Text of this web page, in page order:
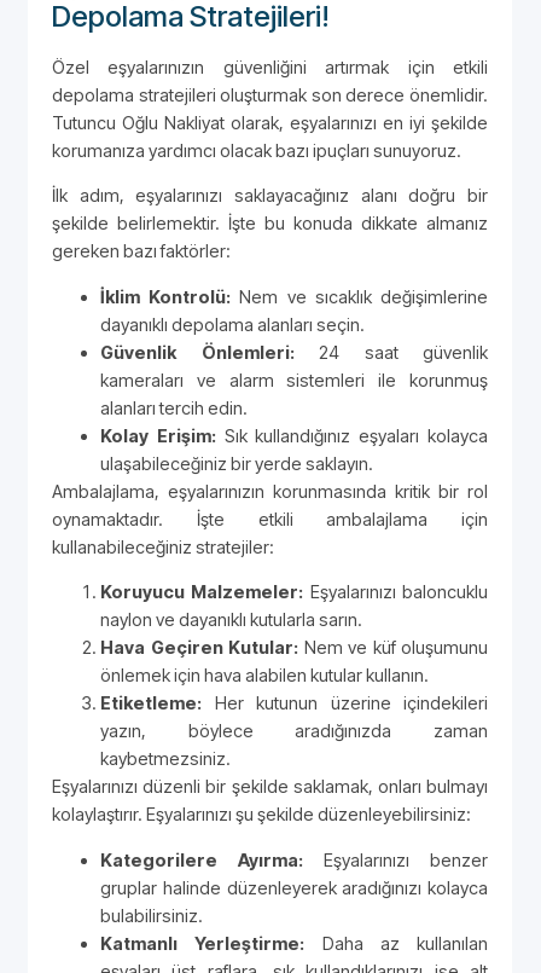
Depolama Stratejileri!
Özel eşyalarınızın güvenliğini artırmak için etkili
depolama stratejileri oluşturmak son derece önemlidir.
Tutuncu Oğlu Nakliyat olarak, eşyalarınızı en iyi şekilde
korumanıza yardımcı olacak bazı ipuçları sunuyoruz.
İlk adım, eşyalarınızı saklayacağınız alanı doğru bir
şekilde belirlemektir. İşte bu konuda dikkate almanız
gereken bazı faktörler:
İklim Kontrolü: Nem ve sıcaklık değişimlerine
dayanıklı depolama alanları seçin.
Güvenlik Önlemleri: 24 saat güvenlik
kameraları ve alarm sistemleri ile korunmuş
alanları tercih edin.
Kolay Erişim: Sık kullandığınız eşyaları kolayca
ulaşabileceğiniz bir yerde saklayın.
Ambalajlama, eşyalarınızın korunmasında kritik bir rol
oynamaktadır. İşte etkili ambalajlama için
kullanabileceğiniz stratejiler:
Koruyucu Malzemeler: Eşyalarınızı baloncuklu
naylon ve dayanıklı kutularla sarın.
Hava Geçiren Kutular: Nem ve küf oluşumunu
önlemek için hava alabilen kutular kullanın.
Etiketleme: Her kutunun üzerine içindekileri
yazın, böylece aradığınızda zaman
kaybetmezsiniz.
Eşyalarınızı düzenli bir şekilde saklamak, onları bulmayı
kolaylaştırır. Eşyalarınızı şu şekilde düzenleyebilirsiniz:
Kategorilere Ayırma: Eşyalarınızı benzer
gruplar halinde düzenleyerek aradığınızı kolayca
bulabilirsiniz.
Katmanlı Yerleştirme: Daha az kullanılan